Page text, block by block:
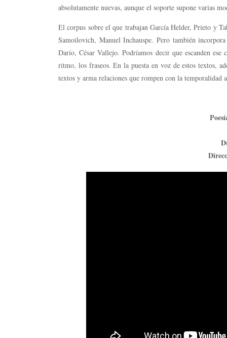
absolutamente nuevas, aunque el soporte supone varias
El corpus sobre el que trabajan García Helder, Prieto y
Samoilovich, Manuel Inchauspe. Pero también
Darío, César Vallejo. Podríamos decir que escanden
ritmo, los fraseos. En la puesta en voz de estos textos,
textos y arma relaciones que rompen con la temporalidad